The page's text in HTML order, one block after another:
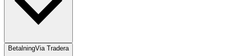
BetalningVia Tradera